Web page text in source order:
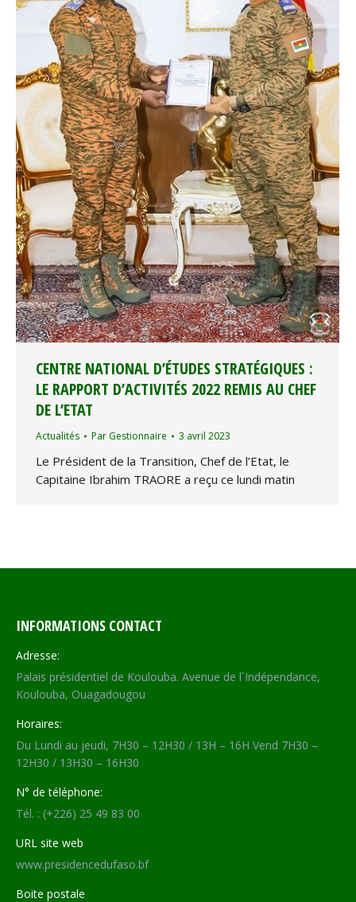
CENTRE NATIONAL D’ÉTUDES STRATÉGIQUES :
LE RAPPORT D’ACTIVITÉS 2022 REMIS AU CHEF
DE L’ETAT
Actualités Par Gestionnaire 3 avril 2023
Le Président de la Transition, Chef de l’Etat, le
Capitaine Ibrahim TRAORE a reçu ce lundi matin
INFORMATIONS CONTACT
Adresse:
Palais présidentiel de Koulouba. Avenue de l´Indépendance,
Koulouba, Ouagadougou
Horaires:
Du Lundi au jeudi, 7H30 – 12H30 / 13H – 16H Vend 7H30 –
12H30 / 13H30 – 16H30
N° de téléphone:
Tél. : (+226) 25 49 83 00
URL site web
www.presidencedufaso.bf
Boite postale